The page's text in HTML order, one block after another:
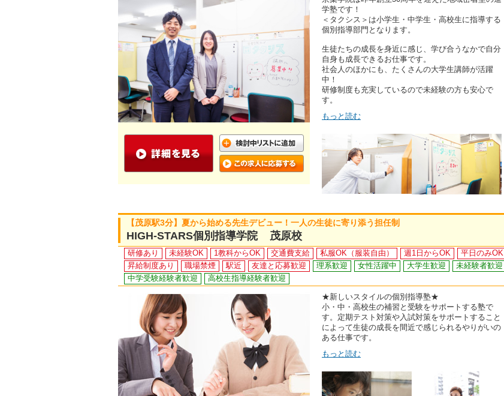
学塾です！
＜タクシス＞は小学生・中学生・高校生に指導する
個別指導部門となります。
生徒たちの成長を身近に感じ、学び合うなかで自分
自身も成長できるお仕事です。
社会人のほかにも、たくさんの大学生講師が活躍
中！
研修制度も充実しているので未経験の方も安心で
す。
もっと読む
【茂原駅3分】夏から始める先生デビュー！一人の生徒に寄り添う担任制
HIGH-STARS個別指導学院 茂原校
研修あり 未経験OK 1教科からOK 交通費支給 私服OK（服装自由） 週1日からOK
平日のみOK
昇給制度あり
職場禁煙 駅近 友達と応募歓迎 理系歓迎 女性活躍中 大学生歓迎
未経験者歓迎
中学受験経験者歓迎
高校生指導経験者歓迎
★新しいスタイルの個別指導塾★
小・中・高校生の補習と受験をサポートする塾で
す。定期テスト対策や入試対策をサポートすること
によって生徒の成長を間近で感じられるやりがいの
ある仕事です。
もっと読む